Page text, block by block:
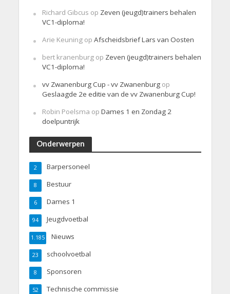
Richard Gibcus op Zeven (jeugd)trainers behalen
VC1-diploma!
Arie Keuningop Afscheidsbrief Lars van Oosten
bert kranenburgop Zeven (jeugd)trainers behalen
VC1-diploma!
vv Zwanenburg Cup - vv Zwanenburgop
Geslaagde 2e editie van de vv Zwanenburg Cup!
Robin Poelsma op Dames 1 en Zondag 2
doelpuntrijk
Onderwerpen
Barpersoneel
2
Bestuur
8
Dames 1
6
Jeugdvoetbal
94
Nieuws
1.185
schoolvoetbal
23
Sponsoren
8
Technische commissie
52